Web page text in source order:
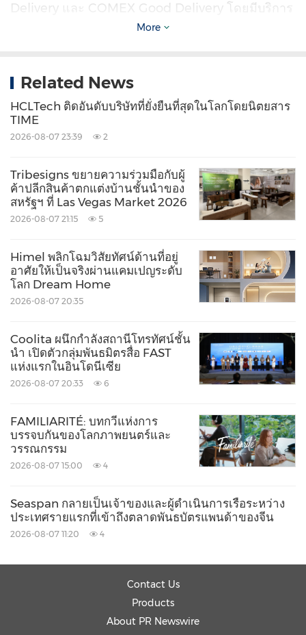
Delivery และ COMEX Good Delivery โดยมีบริการ
แยกสกัดทองและเงินที่ดีที่สุดอย่างครบวงจร โรง
ขึ้น เสริมสร้างสถานที่ทำงานที่ปลอดภัยและให้ความ
สำคัญกับทุกกลุ่มคน และสร้างผลกระทบเชิงบวกต่อ
ชุมชนที่องค์กรเข้าไปดำเนินงาน โดยบูรณาการแนว
ปฏิบัติด้านสิ่งแวดล้อม สังคม และบรรษัทภิบาลในทุก
สำหรับข้อมูลเพิ่มเติมเกี่ยวกับผลิตภัณฑ์และบริการของ
โรงกษาปณ์แคนาดา กรุณาเข้าชม
ติดตามข่าวสารของโรงกษาปณ์แคนาดาได้ทาง
LinkedIn,FacebookและInstagram
BurgundyDiamond Minesเป็นบริษัทเพชรชั้นนำ
ระดับโลกที่เป็นอิสระ โดยมีพันธกิจหลักในการสร้างผล
กำไรตลอดทั้งห่วงโซ่คุณค่า ตั้งแต่การทำเหมือง การ
Burgundy มีแนวทางเชิงกลยุทธ์ในการสร้างสรรค์
พอร์ตโฟลิโอโครงการเพชรที่มีความสมดุล ในเขต
อำนาจที่เอื้อต่อธุรกิจ ซึ่งรวมถึงเหมืองแคนาดาอันเลื่อง
เอกลักษณ์ของ Burgundy นั้นควบคุมดูแลตั้งแต่
เหมืองจนถึงตลาด ซึ่งช่วยให้สามารถควบคุมดูแลและ
หลักจริยธรรมตั้งแต่แหล่งกำเนิดจนถึงจุดขาย
Burgundy ก่อตั้งขึ้นในเมืองเพิร์ท รัฐเวสเทิร์นออสเตร
More
Related News
HCLTech ติดอันดับบริษัทที่ยั่งยืนที่สุดในโลกโดยนิตยสาร
TIME
2026-08-07 23:39 2
Tribesigns ขยายความร่วมมือกับผู้
ค้าปลีกสินค้าตกแต่งบ้านชั้นนำของ
สหรัฐฯ ที่ Las Vegas Market 2026
2026-08-07 21:15 5
Himel พลิกโฉมวิสัยทัศน์ด้านที่อยู่
อาศัยให้เป็นจริงผ่านแคมเปญระดับ
โลก Dream Home
2026-08-07 20:35
Coolita ผนึกกำลังสถานีโทรทัศน์ชั้น
นำ เปิดตัวกลุ่มพันธมิตรสื่อ FAST
แห่งแรกในอินโดนีเซีย
2026-08-07 20:33 6
FAMILIARITÉ: บทกวีแห่งการ
บรรจบกันของโลกภาพยนตร์และ
วรรณกรรม
2026-08-07 15:00 4
Seaspan กลายเป็นเจ้าของและผู้ดำเนินการเรือระหว่าง
ประเทศรายแรกที่เข้าถึงตลาดพันธบัตรแพนด้าของจีน
2026-08-07 11:20 4
Contact Us
Products
About PR Newswire